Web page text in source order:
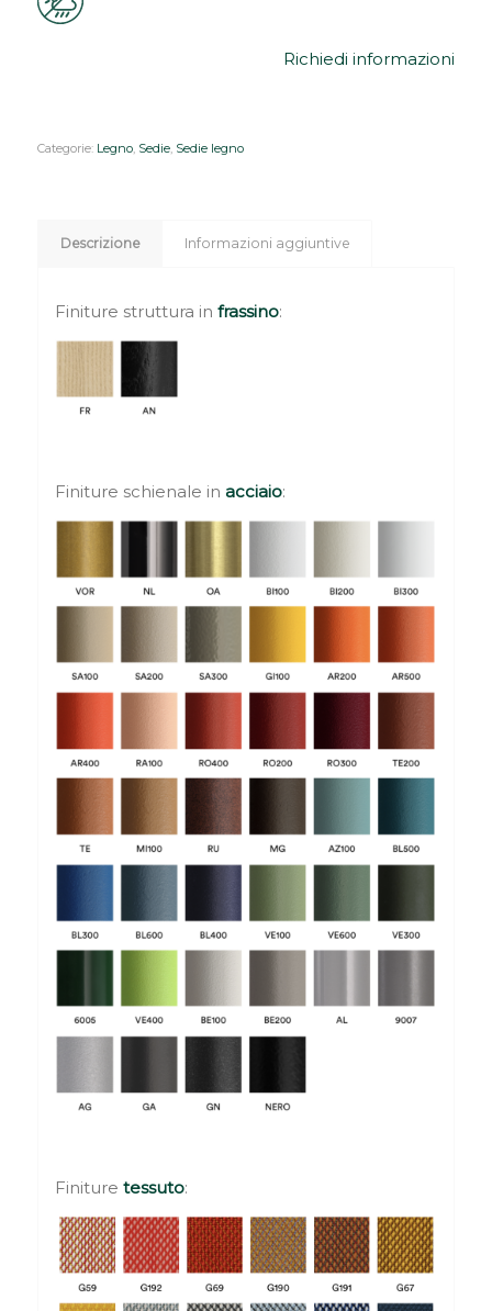
Richiedi informazioni
Categorie: Legno, Sedie, Sedie legno
Descrizione Informazioni aggiuntive
Finiture struttura in frassino:
Finiture schienale in acciaio:
Finiture tessuto: